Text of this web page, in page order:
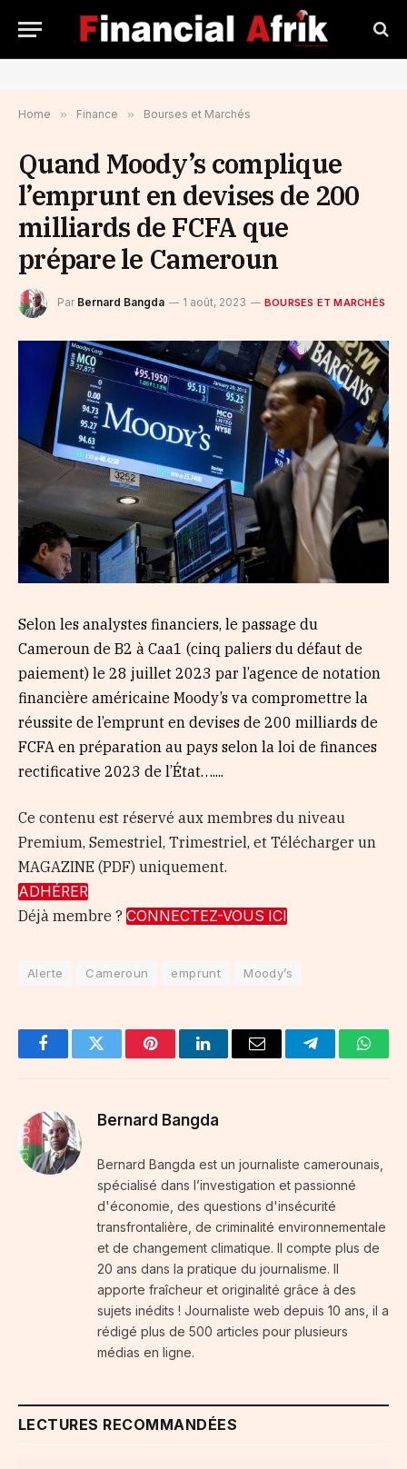
Home » Finance » Bourses et Marchés
Quand Moody’s complique
l’emprunt en devises de 200
milliards de FCFA que
prépare le Cameroun
Par Bernard Bangda 1 août, 2023 BOURSES ET MARCHÉS
Selon les analystes financiers, le passage du
Cameroun de B2 à Caa1 (cinq paliers du défaut de
paiement) le 28 juillet 2023 par l’agence de notation
financière américaine Moody’s va compromettre la
réussite de l’emprunt en devises de 200 milliards de
FCFA en préparation au pays selon la loi de finances
rectificative 2023 de l’État…....
Ce contenu est réservé aux membres du niveau
Premium, Semestriel, Trimestriel, et Télécharger un
MAGAZINE (PDF) uniquement.
ADHÉRER
Déjà membre ? CONNECTEZ-VOUS ICI
Alerte Cameroun emprunt Moody’s
FacebookTwitter PinterestLinkedInEmail Telegram
Bernard Bangda
Bernard Bangda est un journaliste camerounais,
spécialisé dans l’investigation et passionné
d'économie, des questions d'insécurité
transfrontalière, de criminalité environnementale
et de changement climatique. Il compte plus de
20 ans dans la pratique du journalisme. Il
apporte fraîcheur et originalité grâce à des
sujets inédits ! Journaliste web depuis 10 ans, il a
rédigé plus de 500 articles pour plusieurs
médias en ligne.
LECTURES RECOMMANDÉES